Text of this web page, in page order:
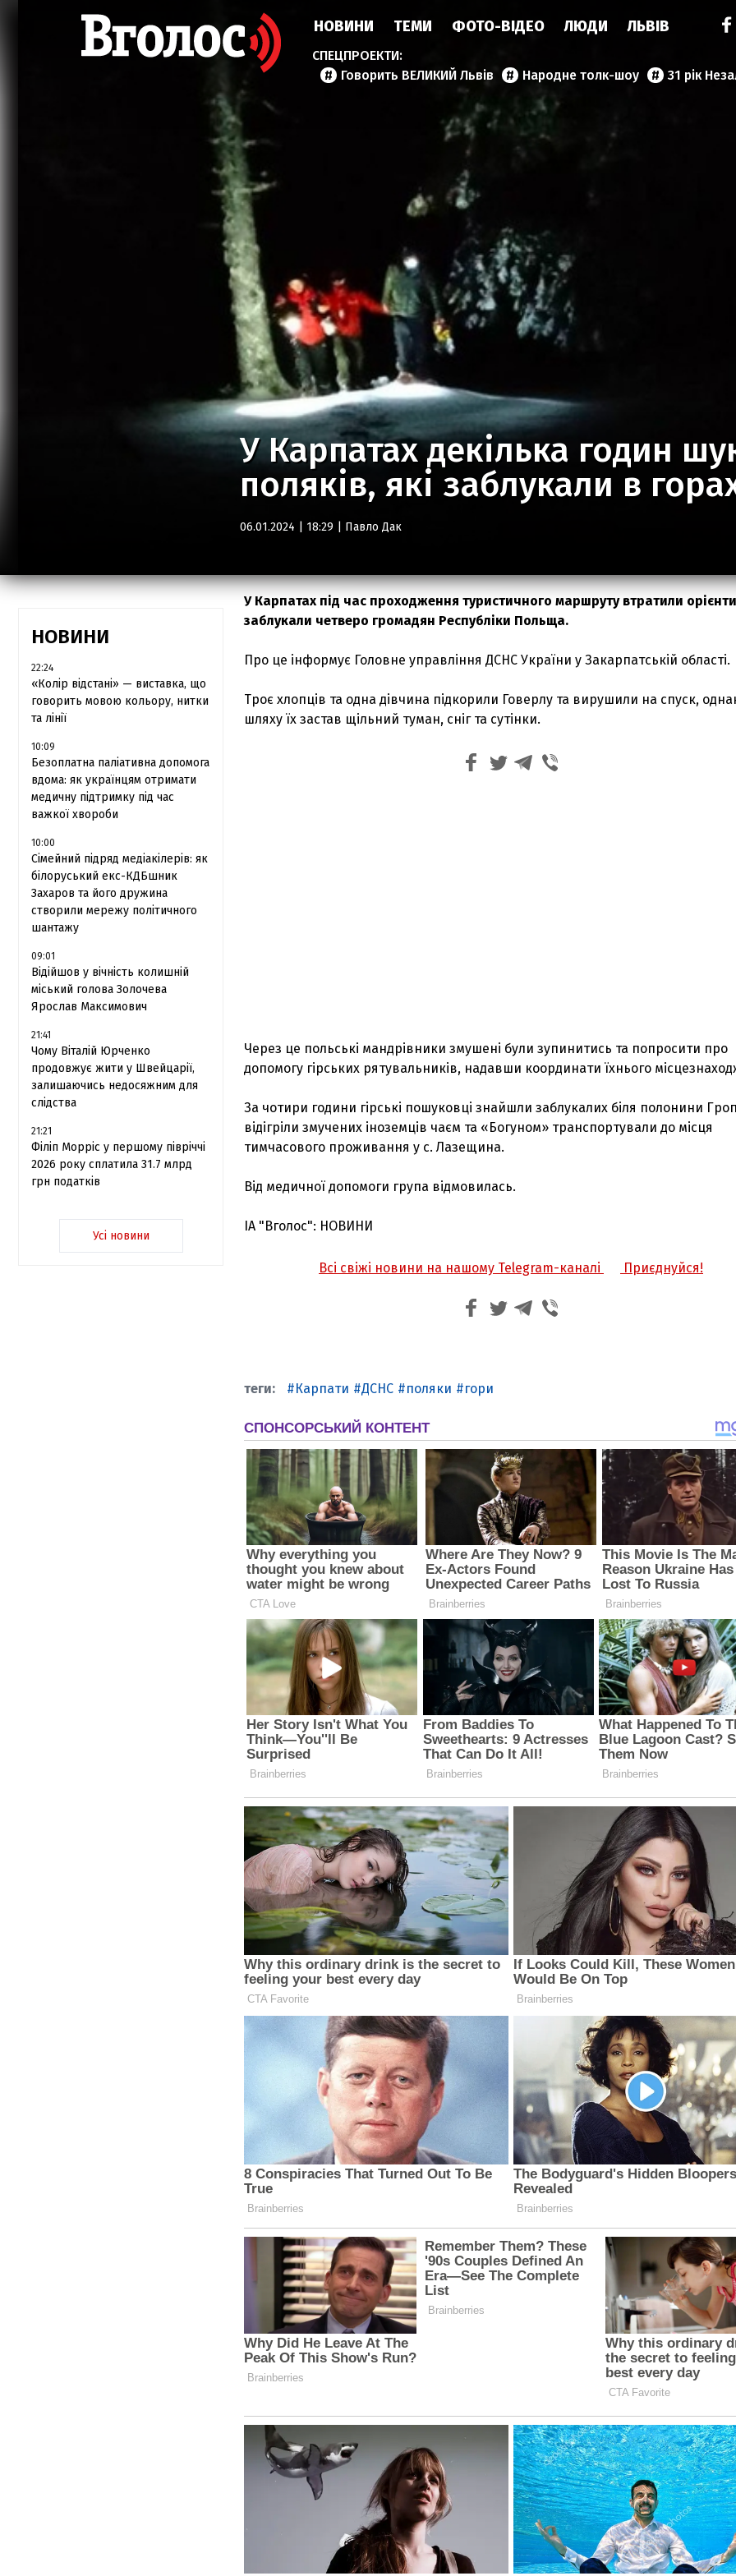
НОВИНИ ТЕМИ ФОТО-ВІДЕО ЛЮДИ ЛЬВІВ
Говорить ВЕЛИКИЙ Львів Народне толк-шоу 31 рік
У Карпатах декілька годин
поляків, які заблукали в
06.01.2024 | 18:29 | Павло Дак
НОВИНИ
22:24
«Колір відстані» — виставка, що
говорить мовою кольору, нитки
та лінії
10:09
Безоплатна паліативна допомога
вдома: як українцям отримати
медичну підтримку під час
важкої хвороби
10:00
Сімейний підряд медіакілерів: як
білоруський екс-КДБшник
Захаров та його дружина
створили мережу політичного
шантажу
09:01
Відійшов у вічність колишній
міський голова Золочева
Ярослав Максимович
21:41
Чому Віталій Юрченко
продовжує жити у Швейцарії,
залишаючись недосяжним для
слідства
21:21
Філіп Морріс у першому півріччі
2026 року сплатила 31.7 млрд
грн податків
Усі новини
У Карпатах під час проходження туристичного маршруту втратили
заблукали четверо громадян Республіки Польща.
Про це інформує Головне управління ДСНС України у Закарпатській області.
Троє хлопців та одна дівчина підкорили Говерлу та вирушили на спуск,
шляху їх застав щільний туман, сніг та сутінки.
Через це польські мандрівники змушені були зупинитись та попросити про
допомогу гірських рятувальників, надавши координати їхнього
За чотири години гірські пошуковці знайшли заблукалих біля полонини
відігріли змучених іноземців чаєм та «Богуном» транспортували до місця
тимчасового проживання у с. Лазещина.
Від медичної допомоги група відмовилась.
ІА "Вголос": НОВИНИ
Всі свіжі новини на нашому Telegram-каналі Приєднуйся!
Карпати ДСНС поляки гори
З'явилося відео знищеного ворожого